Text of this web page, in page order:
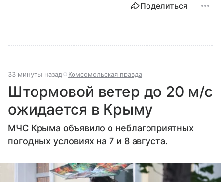
Поделиться
33 минуты назад Комсомольская правда
Штормовой ветер до 20 м/с
ожидается в Крыму
МЧС Крыма объявило о неблагоприятных
погодных условиях на 7 и 8 августа.